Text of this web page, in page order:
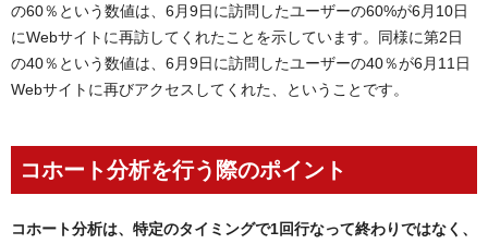
の60％という数値は、6月9日に訪問したユーザーの60%が6月10日
にWebサイトに再訪してくれたことを示しています。同様に第2日
の40％という数値は、6月9日に訪問したユーザーの40％が6月11日
Webサイトに再びアクセスしてくれた、ということです。
コホート分析を行う際のポイント
コホート分析は、特定のタイミングで1回行なって終わりではなく、